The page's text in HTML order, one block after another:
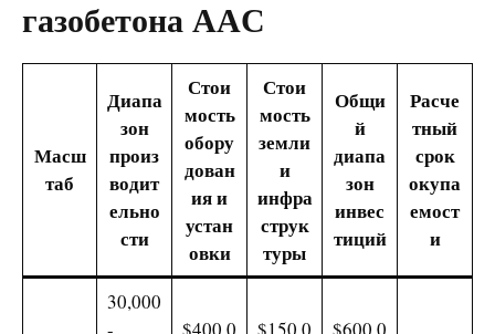
газобетона AAC
Масш
таб
Диапа
зон
произ
водит
ельно
сти
Стои
мость
обору
дован
ия и
устан
овки
Стои
мость
земли
и
инфра
струк
туры
Общи
й
диапа
зон
инвес
тиций
Расче
тный
срок
окупа
емост
и
30,000